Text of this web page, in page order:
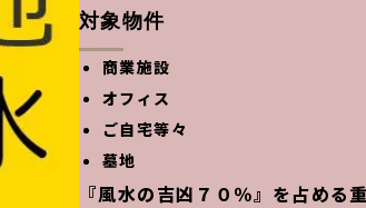
対象物件
商業施設
オフィス
ご自宅等々
墓地
『風水の吉凶７０％』を占める